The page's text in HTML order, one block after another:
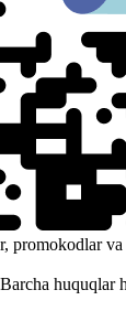
promokodlar va
huquqlar